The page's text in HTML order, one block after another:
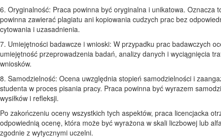
6. Oryginalność: Praca powinna być oryginalna i unikatowa. Oznacza
powinna zawierać plagiatu ani kopiowania cudzych prac bez
cytowania i uzasadnienia.
7. Umiejętności badawcze i wnioski: W przypadku prac badawczych
umiejętność przeprowadzenia badań, analizy danych i wyciągnięcia
wniosków.
8. Samodzielność: Ocena uwzględnia stopień samodzielności i
studenta w proces pisania pracy. Praca powinna być wyrazem
wysiłków i refleksji.
Po zakończeniu oceny wszystkich tych aspektów, praca licencjacka
odpowiednią ocenę, która może być wyrażona w skali liczbowej lub
zgodnie z wytycznymi uczelni.